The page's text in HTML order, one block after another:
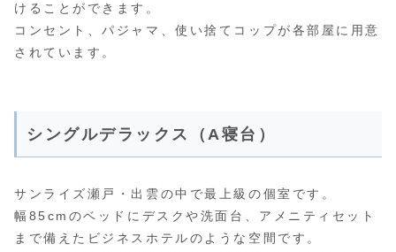
けることができます。
コンセント、パジャマ、使い捨てコップが各部屋に用意
されています。
シングルデラックス（A寝台）
サンライズ瀬戸・出雲の中で最上級の個室です。
幅85cmのベッドにデスクや洗面台、アメニティセット
まで備えたビジネスホテルのような空間です。